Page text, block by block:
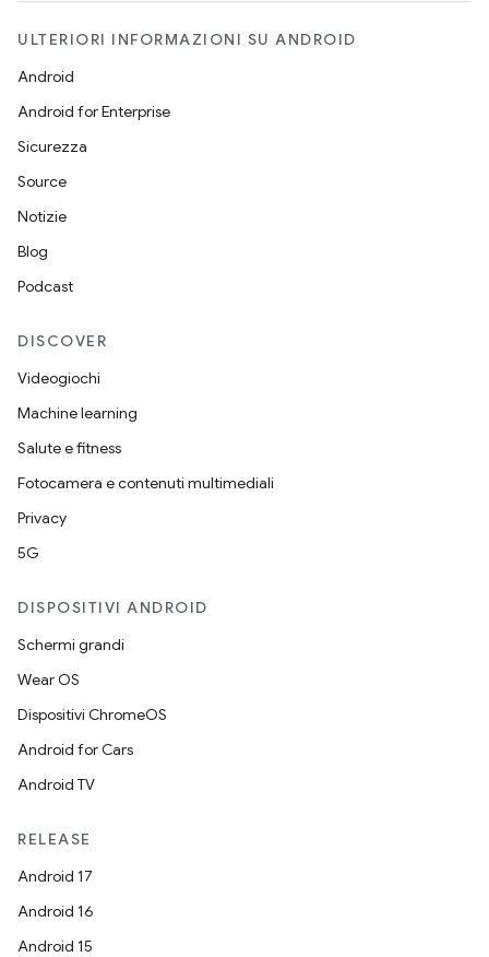
ULTERIORI INFORMAZIONI SU ANDROID
Android
Android for Enterprise
Sicurezza
Source
Notizie
Blog
Podcast
DISCOVER
Videogiochi
Machine learning
Salute e fitness
Fotocamera e contenuti multimediali
Privacy
5G
DISPOSITIVI ANDROID
Schermi grandi
Wear OS
Dispositivi ChromeOS
Android for Cars
Android TV
RELEASE
Android 17
Android 16
Android 15